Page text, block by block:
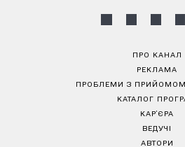
ПРО КАНАЛ
РЕКЛАМА
ПРОБЛЕМИ З ПРИЙОМОМ
КАТАЛОГ
КАР’ЄРА
ВЕДУЧІ
АВТОРИ